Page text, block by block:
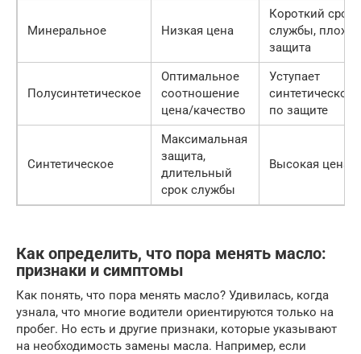
Минеральное Низкая цена
Короткий срок
службы, плохая
защита
Полусинтетическое
Оптимальное
соотношение
цена/качество
Уступает
синтетическому
по защите
Синтетическое
Максимальная
защита,
длительный
срок службы
Высокая цена
Как определить, что пора менять масло:
признаки и симптомы
Как понять, что пора менять масло? Удивилась, когда
узнала, что многие водители ориентируются только на
пробег. Но есть и другие признаки, которые указывают
на необходимость замены масла. Например, если